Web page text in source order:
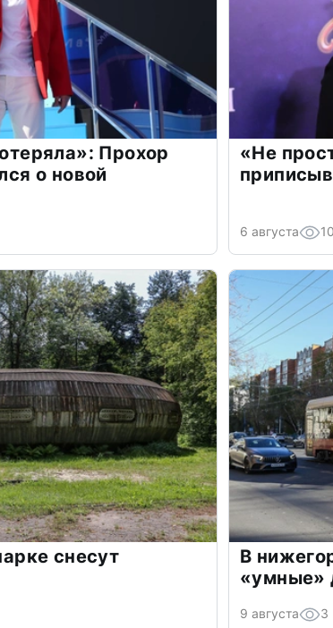
Прохор
о новой
«Не
6 августа
снесут
В
«умные»
9 августа 3